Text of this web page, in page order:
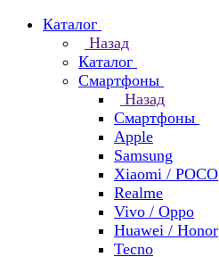
Каталог
Назад
Каталог
Смартфоны
Назад
Смартфоны
Apple
Samsung
Xiaomi / POCO
Realme
Vivo / Oppo
Huawei / Honor
Tecno